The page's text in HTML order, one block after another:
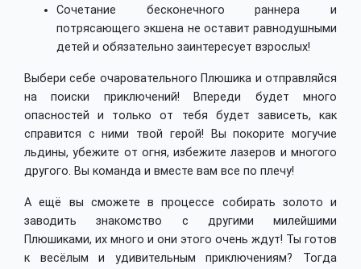
Сочетание бесконечного раннера и
потрясающего экшена не оставит равнодушными
детей и обязательно заинтересует взрослых!
Выбери себе очаровательного Плюшика и отправляйся
на поиски приключений! Впереди будет много
опасностей и только от тебя будет зависеть, как
справится с ними твой герой! Вы покорите могучие
льдины, убежите от огня, избежите лазеров и многого
другого. Вы команда и вместе вам все по плечу!
А ещё вы сможете в процессе собирать золото и
заводить знакомство с другими милейшими
Плюшиками, их много и они этого очень ждут! Ты готов
к весёлым и удивительным приключениям? Тогда